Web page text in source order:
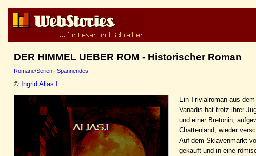
DER HIMMEL UEBER ROM - Historischer Roman
Romane/Serien · Spannendes
© Ingrid Alias I
Ein Trivialroman aus
Vanadis hat trotz ihrer
und einer Bretonin,
Chattenland, wieder
Auf dem Sklavenmarkt
gekauft und in eine